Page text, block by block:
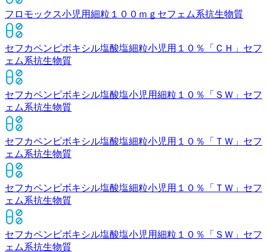
フロモックス小児用細粒１００ｍｇ セフェム系抗生物質
セフカペンピボキシル塩酸塩細粒小児用１０％「ＣＨ」 セフ
ェム系抗生物質
セフカペンピボキシル塩酸塩小児用細粒１０％「ＳＷ」 セフ
ェム系抗生物質
セフカペンピボキシル塩酸塩細粒小児用１０％「ＴＷ」 セフ
ェム系抗生物質
セフカペンピボキシル塩酸塩細粒小児用１０％「ＴＷ」 セフ
ェム系抗生物質
セフカペンピボキシル塩酸塩小児用細粒１０％「ＳＷ」 セフ
ェム系抗生物質